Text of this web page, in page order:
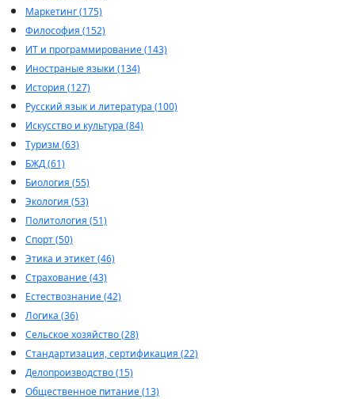
Маркетинг (175)
Философия (152)
ИТ и программирование (143)
Иностраные языки (134)
История (127)
Русский язык и литература (100)
Искусство и культура (84)
Туризм (63)
БЖД (61)
Биология (55)
Экология (53)
Политология (51)
Спорт (50)
Этика и этикет (46)
Страхование (43)
Естествознание (42)
Логика (36)
Сельское хозяйство (28)
Стандартизация, сертификация (22)
Делопроизводство (15)
Общественное питание (13)